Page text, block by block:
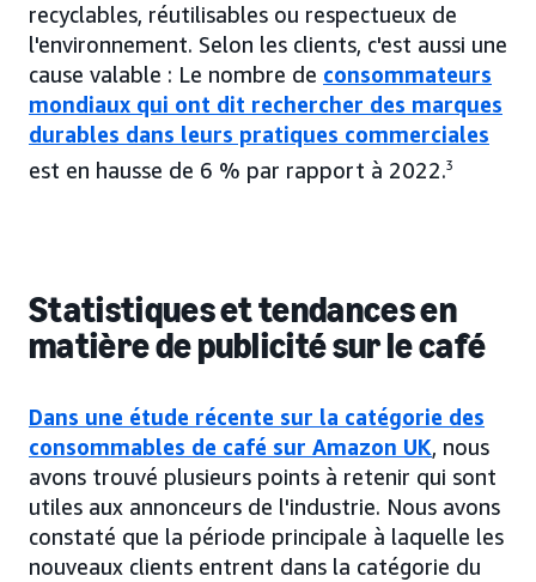
recyclables, réutilisables ou respectueux de
l'environnement. Selon les clients, c'est aussi une
cause valable : Le nombre de consommateurs
mondiaux qui ont dit rechercher des marques
durables dans leurs pratiques commerciales
est en hausse de 6 % par rapport à 2022.3
Statistiques et tendances en
matière de publicité sur le café
Dans une étude récente sur la catégorie des
consommables de café sur Amazon UK, nous
avons trouvé plusieurs points à retenir qui sont
utiles aux annonceurs de l'industrie. Nous avons
constaté que la période principale à laquelle les
nouveaux clients entrent dans la catégorie du